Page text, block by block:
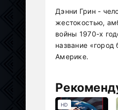
Дэнни Грин -
жестокостью,
войны 1970-х
название
Америке.
HD